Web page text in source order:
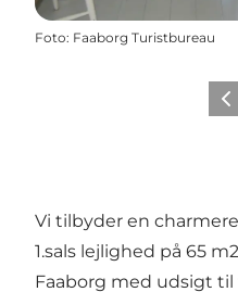
Foto: Faaborg Turistbureau
Vi tilbyder en
1.sals lejlighed på 65
Faaborg med udsigt